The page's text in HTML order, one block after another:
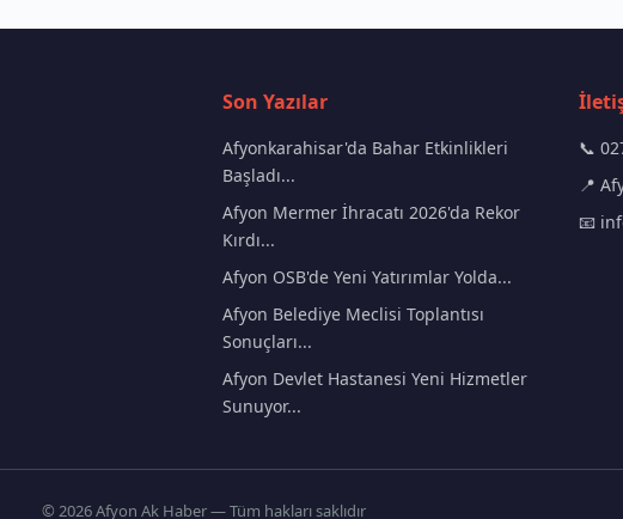
Son Yazılar
Afyonkarahisar'da Bahar Etkinlikleri
Başladı...
Afyon Mermer İhracatı 2026'da Rekor
Kırdı...
Afyon OSB'de Yeni Yatırımlar Yolda...
Afyon Belediye Meclisi Toplantısı
Sonuçları...
Afyon Devlet Hastanesi Yeni Hizmetler
Sunuyor...
📞
📍
📧
© 2026 Afyon Ak Haber — Tüm hakları saklıdır